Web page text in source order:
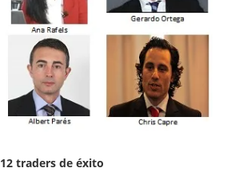
12 traders de éxito